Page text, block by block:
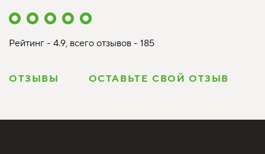
Рейтинг - 4.9, всего отзывов - 185
ОТЗЫВЫ ОСТАВЬТЕ СВОЙ ОТЗЫВ